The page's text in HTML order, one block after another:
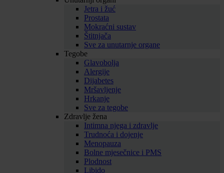
Jetra i žuć
Prostata
Mokraćni sustav
Štitnjača
Sve za unutarnje organe
Tegobe
Glavobolja
Alergije
Dijabetes
Mršavljenje
Hrkanje
Sve za tegobe
Zdravlje žena
Intimna njega i zdravlje
Trudnoća i dojenje
Menopauza
Bolne mjesečnice i PMS
Plodnost
Libido